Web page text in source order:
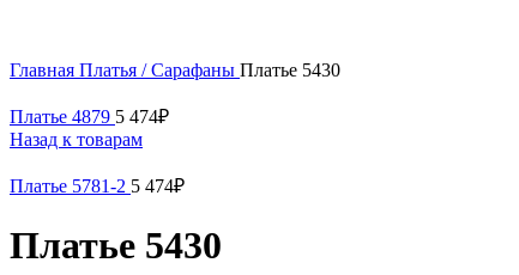
Главная Платья / Сарафаны Платье 5430
Платье 4879 5 474₽
Назад к товарам
Платье 5781-2 5 474₽
Платье 5430